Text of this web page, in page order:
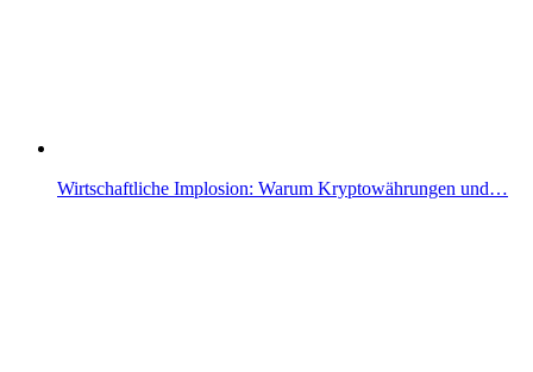
Wirtschaftliche Implosion: Warum Kryptowährungen und…